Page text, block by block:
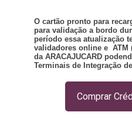
O cartão pronto para
para validação a bordo
período essa atualização
validadores online e ATM
da ARACAJUCARD
Terminais de Integração
Comprar